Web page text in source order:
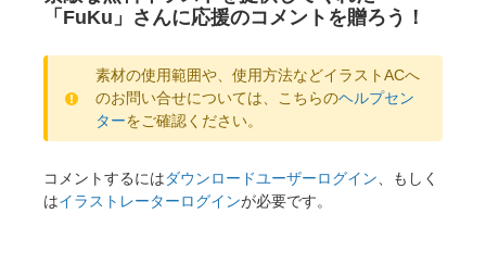
「FuKu」さんに応援のコメントを贈ろう！
素材の使用範囲や、使用方法などイラストACへ
のお問い合せについては、こちらのヘルプセン
ターをご確認ください。
コメントするにはダウンロードユーザーログイン、もしく
はイラストレーターログインが必要です。